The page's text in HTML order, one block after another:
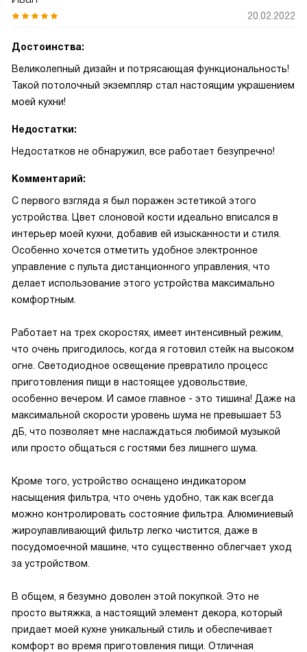
20.02.2022
Достоинства:
Великолепный дизайн и потрясающая функциональность!
Такой потолочный экземпляр стал настоящим украшением
моей кухни!
Недостатки:
Недостатков не обнаружил, все работает безупречно!
Комментарий:
С первого взгляда я был поражен эстетикой этого
устройства. Цвет слоновой кости идеально вписался в
интерьер моей кухни, добавив ей изысканности и стиля.
Особенно хочется отметить удобное электронное
управление с пульта дистанционного управления, что
делает использование этого устройства максимально
комфортным.
Работает на трех скоростях, имеет интенсивный режим,
что очень пригодилось, когда я готовил стейк на высоком
огне. Светодиодное освещение превратило процесс
приготовления пищи в настоящее удовольствие,
особенно вечером. И самое главное - это тишина! Даже на
максимальной скорости уровень шума не превышает 53
дБ, что позволяет мне наслаждаться любимой музыкой
или просто общаться с гостями без лишнего шума.
Кроме того, устройство оснащено индикатором
насыщения фильтра, что очень удобно, так как всегда
можно контролировать состояние фильтра. Алюминиевый
жироулавливающий фильтр легко чистится, даже в
посудомоечной машине, что существенно облегчает уход
за устройством.
В общем, я безумно доволен этой покупкой. Это не
просто вытяжка, а настоящий элемент декора, который
придает моей кухне уникальный стиль и обеспечивает
комфорт во время приготовления пищи. Отличная